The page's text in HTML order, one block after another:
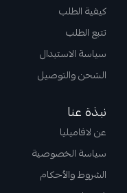
كيفية الطلب
تتبع الطلب
سياسة الاستبدال
الشحن والتوصيل
نبذة عنا
عن لافاميليا
سياسة الخصوصية
الشروط والأحكام